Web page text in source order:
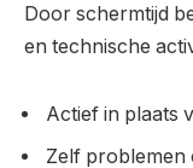
Door schermtijd
en technische
Actief in plaats
Zelf problemen